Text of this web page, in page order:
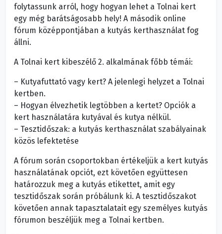
folytassunk arról, hogy hogyan lehet a Tolnai kert
egy még barátságosabb hely! A második online
fórum középpontjában a kutyás kerthasználat fog
állni.
A Tolnai kert kibeszélő 2. alkalmának főbb témái:
– Kutyafuttató vagy kert? A jelenlegi helyzet a Tolnai
kertben.
– Hogyan élvezhetik legtöbben a kertet? Opciók a
kert használatára kutyával és kutya nélkül.
– Tesztidőszak: a kutyás kerthasználat szabályainak
közös lefektetése
A fórum során csoportokban értékeljük a kert kutyás
használatának opciót, ezt követően együttesen
határozzuk meg a kutyás etikettet, amit egy
tesztidőszak során próbálunk ki. A tesztidőszakot
követően annak tapasztalatait egy személyes kutyás
fórumon beszéljük meg a Tolnai kertben.